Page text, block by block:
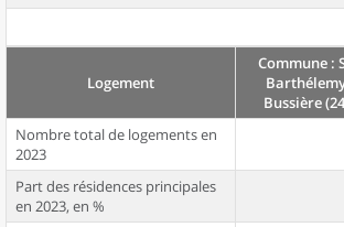
Logement
Commune :
Bussière
Nombre total de logements en
2023
Part des résidences principales
en 2023, en %